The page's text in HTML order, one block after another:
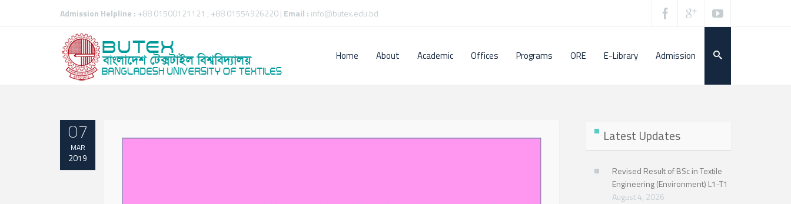
Admission Helpline : +88 01500121121 , +88 01554926220 | Email : info@butex.edu.bd
Home About Academic Offices Programs ORE E-Library Admission
07
MAR
2019
Latest Updates
Revised Result of BSc in Textile
Engineering (Environment) L1-T1
August 4, 2026